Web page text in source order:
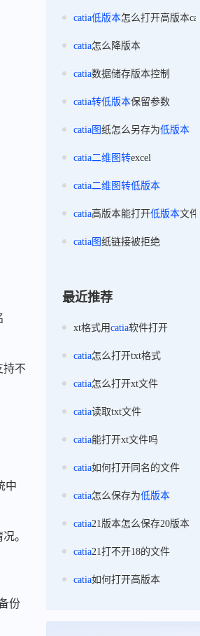
持不
中
。
份
catia低版本怎么打开高版本
catia怎么降版本
catia数据储存版本控制
catia转低版本保留参数
catia图纸怎么另存为低版本
catia二维图转excel
catia二维图转低版本
catia高版本能打开低版本文
catia图纸链接被拒绝
最近推荐
xt格式用catia软件打开
catia怎么打开txt格式
catia怎么打开xt文件
catia读取txt文件
catia能打开xt文件吗
catia如何打开同名的文件
catia怎么保存为低版本
catia21版本怎么保存20版本
catia21打不开18的文件
catia如何打开高版本